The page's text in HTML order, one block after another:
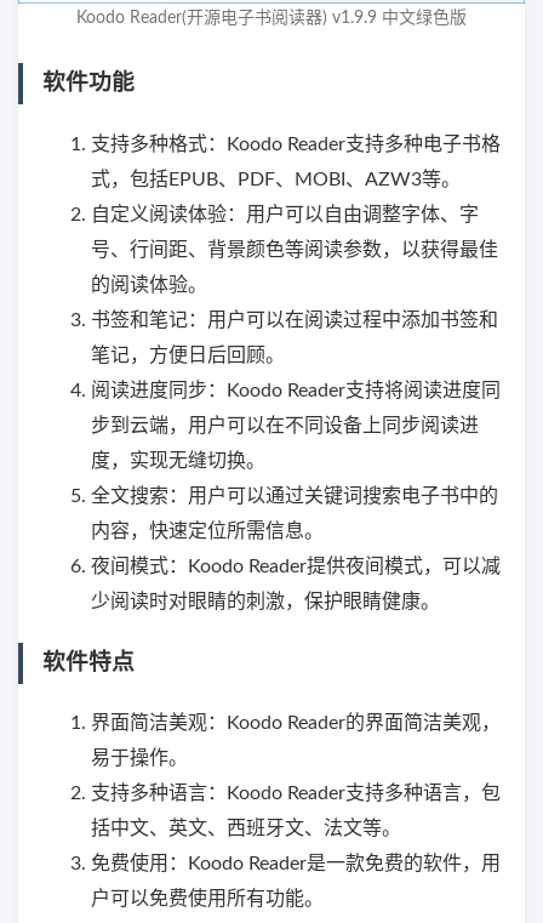
Koodo Reader(开源电子书阅读器) v1.9.9 中文绿色版
软件功能
支持多种格式：Koodo Reader支持多种电子书格
式，包括EPUB、PDF、MOBI、AZW3等。
自定义阅读体验：用户可以自由调整字体、字
号、行间距、背景颜色等阅读参数，以获得最佳
的阅读体验。
书签和笔记：用户可以在阅读过程中添加书签和
笔记，方便日后回顾。
阅读进度同步：Koodo Reader支持将阅读进度同
步到云端，用户可以在不同设备上同步阅读进
度，实现无缝切换。
全文搜索：用户可以通过关键词搜索电子书中的
内容，快速定位所需信息。
夜间模式：Koodo Reader提供夜间模式，可以减
少阅读时对眼睛的刺激，保护眼睛健康。
软件特点
界面简洁美观：Koodo Reader的界面简洁美观，
易于操作。
支持多种语言：Koodo Reader支持多种语言，包
括中文、英文、西班牙文、法文等。
免费使用：Koodo Reader是一款免费的软件，用
户可以免费使用所有功能。